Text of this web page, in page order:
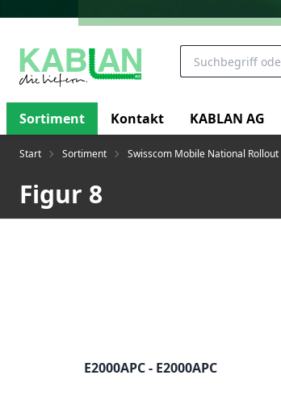
Sortiment Kontakt KABLAN AG
Start Sortiment Swisscom Mobile National Rollout
Figur 8
E2000APC - E2000APC